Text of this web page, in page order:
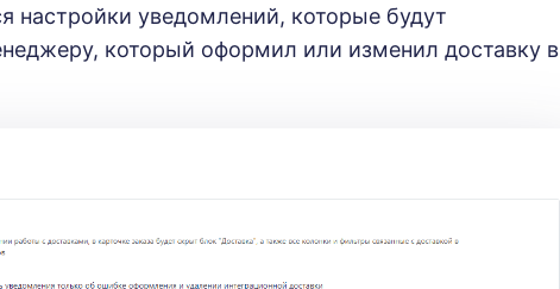
уведомлений, которые будут
который оформил или изменил доставку в